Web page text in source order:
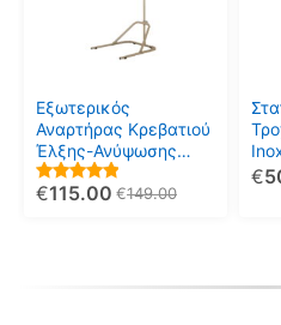
Εξωτερικός
Αναρτήρας Κρεβατιού
Έλξης-Ανύψωσης
Ασθενών AC-851ΑΒ
5.00
out of 5
149.00
€
115.00
€
€